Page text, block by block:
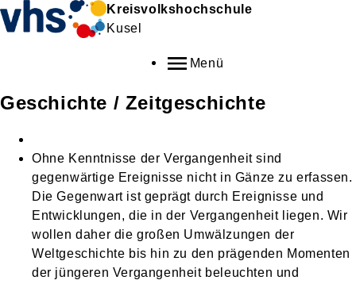
Kreisvolkshochschule
Kusel
Menü
Geschichte / Zeitgeschichte
Ohne Kenntnisse der Vergangenheit sind
gegenwärtige Ereignisse nicht in Gänze zu erfassen.
Die Gegenwart ist geprägt durch Ereignisse und
Entwicklungen, die in der Vergangenheit liegen. Wir
wollen daher die großen Umwälzungen der
Weltgeschichte bis hin zu den prägenden Momenten
der jüngeren Vergangenheit beleuchten und